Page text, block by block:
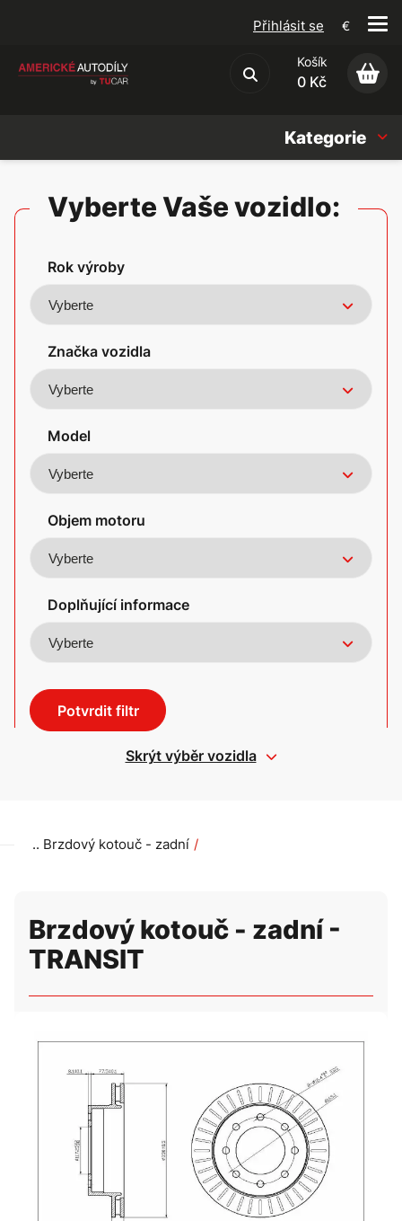
Obchodní podmínky
Přihlásit se €
Košík
0 Kč
Kategorie
Americké vozy
Vyberte Vaše vozidlo:
Rok výroby
Značka vozidla
Model
Objem motoru
Doplňující informace
Potvrdit filtr
Skrýt výběr vozidla
Brzdový kotouč - zadní
Brzdový kotouč - zadní -
TRANSIT